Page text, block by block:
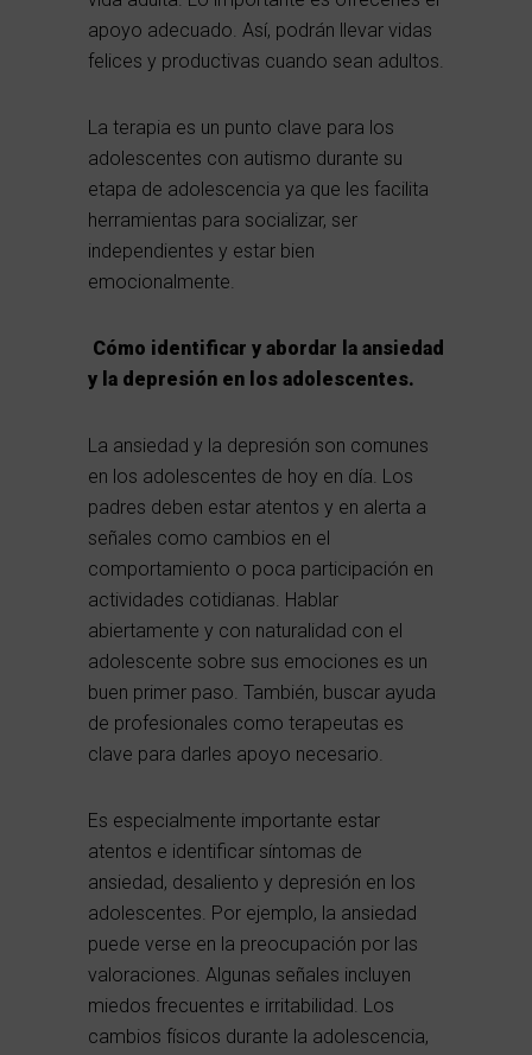
apoyo adecuado. Así, podrán llevar vidas
felices y productivas cuando sean adultos.
La terapia es un punto clave para los
adolescentes con autismo durante su
etapa de adolescencia ya que les facilita
herramientas para socializar, ser
independientes y estar bien
emocionalmente.
Cómo identificar y abordar la ansiedad
y la depresión en los adolescentes.
La ansiedad y la depresión son comunes
en los adolescentes de hoy en día. Los
padres deben estar atentos y en alerta a
señales como cambios en el
comportamiento o poca participación en
actividades cotidianas. Hablar
abiertamente y con naturalidad con el
adolescente sobre sus emociones es un
buen primer paso. También, buscar ayuda
de profesionales como terapeutas es
clave para darles apoyo necesario.
Es especialmente importante estar
atentos e identificar síntomas de
ansiedad, desaliento y depresión en los
adolescentes. Por ejemplo, la ansiedad
puede verse en la preocupación por las
valoraciones. Algunas señales incluyen
miedos frecuentes e irritabilidad. Los
cambios físicos durante la adolescencia,